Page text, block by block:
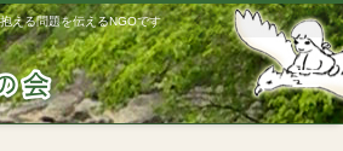
える問題を伝えるNGOです